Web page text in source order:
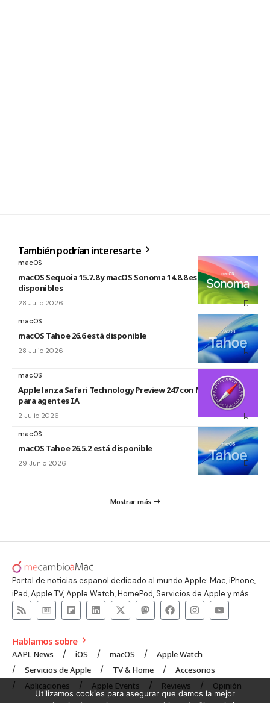
También podrían interesarte
macOS
macOS Sequoia 15.7.8 y macOS Sonoma 14.8.8 están
disponibles
28 Julio 2026
macOS
macOS Tahoe 26.6 está disponible
28 Julio 2026
macOS
Apple lanza Safari Technology Preview 247 con MCP Server
para agentes IA
2 Julio 2026
macOS
macOS Tahoe 26.5.2 está disponible
29 Junio 2026
Mostrar más
Portal de noticias español dedicado al mundo Apple: Mac, iPhone,
iPad, Apple TV, Apple Watch, HomePod, Servicios de Apple y más.
Hablamos sobre
AAPL News iOS macOS
Apple Watch
Servicios de Apple
TV & Home
Accesorios
Aplicaciones
Apple Events Reviews Opinión
Utilizamos cookies para asegurar que damos la mejor